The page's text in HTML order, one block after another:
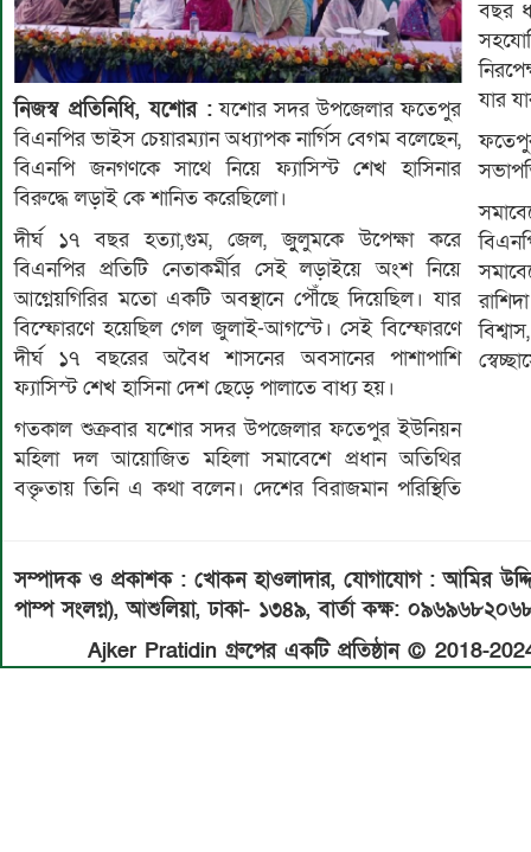
নিজস্ব প্রতিনিধি, যশোর : যশোর সদর উপজেলার ফতেপুর
বিএনপির ভাইস চেয়ারম্যান অধ্যাপক নার্গিস বেগম বলেছেন,
বিএনপি জনগণকে সাথে নিয়ে ফ্যাসিস্ট শেখ হাসিনার
বিরুদ্ধে লড়াই কে শানিত করেছিলো।
দীর্ঘ ১৭ বছর হত্যা,গুম, জেল, জুুলুমকে উপেক্ষা করে
বিএনপির প্রতিটি নেতাকর্মীর সেই লড়াইয়ে অংশ নিয়ে
আগ্নেয়গিরির মতো একটি অবস্থানে পৌঁছে দিয়েছিল। যার
বিস্ফোরণে হয়েছিল গেল জুলাই-আগস্টে। সেই বিস্ফোরণে
দীর্ঘ ১৭ বছরের অবৈধ শাসনের অবসানের পাশাপাশি
ফ্যাসিস্ট শেখ হাসিনা দেশ ছেড়ে পালাতে বাধ্য হয়।
গতকাল শুক্রবার যশোর সদর উপজেলার ফতেপুর ইউনিয়ন
মহিলা দল আয়োজিত মহিলা সমাবেশে প্রধান অতিথির
বক্তৃতায় তিনি এ কথা বলেন। দেশের বিরাজমান পরিস্থিতি
বছর
যার
সম্পাদক ও প্রকাশক : খোকন হাওলাদার, যোগাযোগ : আমির
পাম্প সংলগ্ন), আশুলিয়া, ঢাকা- ১৩৪৯,বার্তা কক্ষ:
Ajker Pratidin গ্রুপের একটি প্রতিষ্ঠান © 2018-